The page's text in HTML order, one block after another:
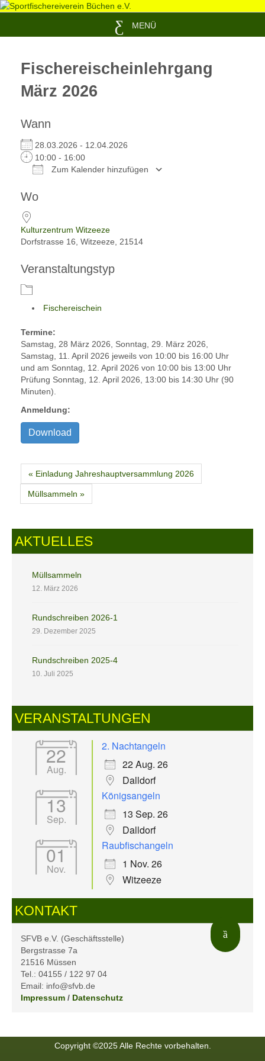
MENÜ
Fischereischeinlehrgang
März 2026
Wann
28.03.2026 - 12.04.2026
10:00 - 16:00
Zum Kalender hinzufügen
Wo
Kulturzentrum Witzeeze
Dorfstrasse 16, Witzeeze, 21514
Veranstaltungstyp
Fischereischein
Termine:
Samstag, 28 März 2026, Sonntag, 29. März 2026,
Samstag, 11. April 2026 jeweils von 10:00 bis 16:00 Uhr
und am Sonntag, 12. April 2026 von 10:00 bis 13:00 Uhr
Prüfung Sonntag, 12. April 2026, 13:00 bis 14:30 Uhr (90
Minuten).
Anmeldung:
Download
« Einladung Jahreshauptversammlung 2026
Müllsammeln »
AKTUELLES
Müllsammeln
12. März 2026
Rundschreiben 2026-1
29. Dezember 2025
Rundschreiben 2025-4
10. Juli 2025
VERANSTALTUNGEN
22
Aug.
2. Nachtangeln
22 Aug. 26
Dalldorf
13
Sep.
Königsangeln
13 Sep. 26
Dalldorf
01
Nov.
Raubfischangeln
1 Nov. 26
Witzeeze
KONTAKT
SFVB e.V. (Geschäftsstelle)
Bergstrasse 7a
21516 Müssen
Tel.: 04155 / 122 97 04
Email: info@sfvb.de
Impressum / Datenschutz
Copyright ©2025 Alle Rechte vorbehalten.